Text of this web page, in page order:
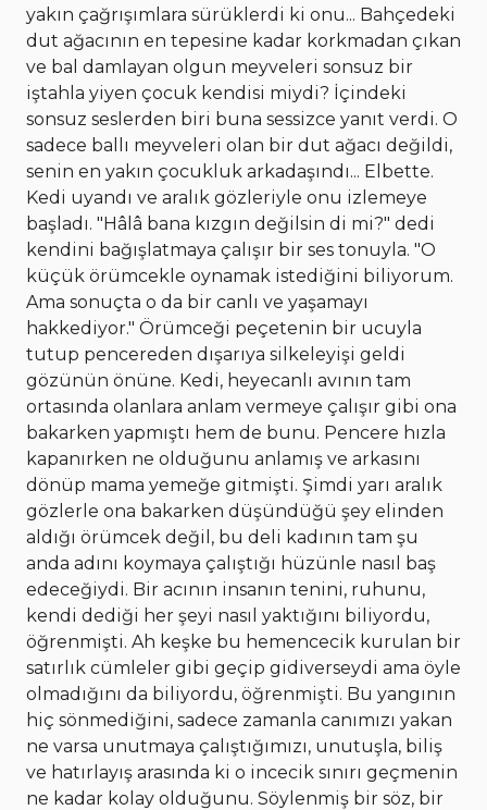
yakın çağrışımlara sürüklerdi ki onu... Bahçedeki
dut ağacının en tepesine kadar korkmadan çıkan
ve bal damlayan olgun meyveleri sonsuz bir
iştahla yiyen çocuk kendisi miydi? İçindeki
sonsuz seslerden biri buna sessizce yanıt verdi. O
sadece ballı meyveleri olan bir dut ağacı değildi,
senin en yakın çocukluk arkadaşındı... Elbette.
Kedi uyandı ve aralık gözleriyle onu izlemeye
başladı. "Hâlâ bana kızgın değilsin di mi?" dedi
kendini bağışlatmaya çalışır bir ses tonuyla. "O
küçük örümcekle oynamak istediğini biliyorum.
Ama sonuçta o da bir canlı ve yaşamayı
hakkediyor." Örümceği peçetenin bir ucuyla
tutup pencereden dışarıya silkeleyişi geldi
gözünün önüne. Kedi, heyecanlı avının tam
ortasında olanlara anlam vermeye çalışır gibi ona
bakarken yapmıştı hem de bunu. Pencere hızla
kapanırken ne olduğunu anlamış ve arkasını
dönüp mama yemeğe gitmişti. Şimdi yarı aralık
gözlerle ona bakarken düşündüğü şey elinden
aldığı örümcek değil, bu deli kadının tam şu
anda adını koymaya çalıştığı hüzünle nasıl baş
edeceğiydi. Bir acının insanın tenini, ruhunu,
kendi dediği her şeyi nasıl yaktığını biliyordu,
öğrenmişti. Ah keşke bu hemencecik kurulan bir
satırlık cümleler gibi geçip gidiverseydi ama öyle
olmadığını da biliyordu, öğrenmişti. Bu yangının
hiç sönmediğini, sadece zamanla canımızı yakan
ne varsa unutmaya çalıştığımızı, unutuşla, biliş
ve hatırlayış arasında ki o incecik sınırı geçmenin
ne kadar kolay olduğunu. Söylenmiş bir söz, bir